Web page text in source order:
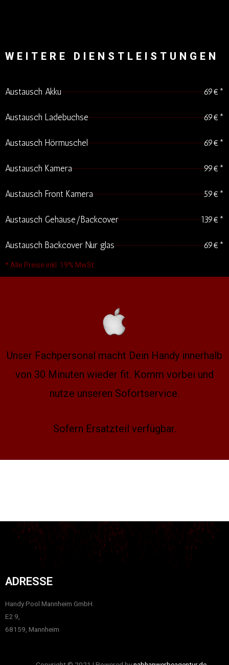
WEITERE DIENSTLEISTUNGEN
Austausch Akku 69€*
Austausch Ladebuchse 69€*
Austausch Hörmuschel 69€*
Austausch Kamera 99€*
Austausch Front Kamera 59€*
Austausch Gehäuse/Backcover 139€*
Austausch Backcover Nur glas 69€*
* Alle Preise inkl. 19% MwSt.
Unser Fachpersonal macht Dein Handy innerhalb
von 30 Minuten wieder fit. Komm vorbei und
nutze unseren Sofortservice.
Sofern Ersatzteil verfügbar.
ADRESSE
Handy Pool Mannheim GmbH.
E2 9,
68159, Mannheim